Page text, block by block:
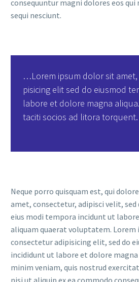
consequuntur magni dolores eos
sequi nesciunt.
…Lorem ipsum dolor sit
pisicing elit sed do eiusmod
labore et dolore magna
taciti socios ad litora torquent.
Neque porro quisquam est, qui
amet, consectetur, adipisci velit, sed
eius modi tempora incidunt ut
aliquam quaerat voluptatem.
consectetur adipisicing elit, sed do
incididunt ut labore et dolore magna
minim veniam, quis nostrud
nisi ut aliquip ex ea commodo